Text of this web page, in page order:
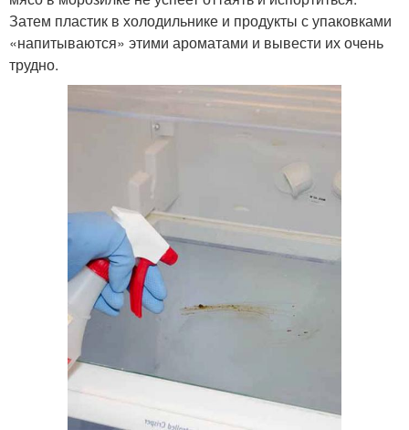
Затем пластик в холодильнике и продукты с упаковками
«напитываются» этими ароматами и вывести их очень
трудно.